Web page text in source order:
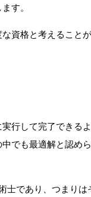
す。
資格と考えることが
行して完了できる
でも最適解と認め
であり、つまり